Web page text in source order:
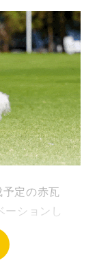
定の赤瓦
ーションし